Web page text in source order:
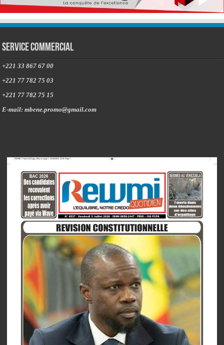
Service commercial
+221 33 867 67 00
+221 77 782 75 03
+221 77 782 75 15
E-mail: mbene.promo@gmail.com